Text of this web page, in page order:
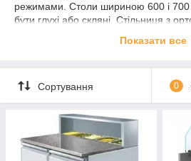
режимами. Столи шириною 600 і 700
бути глухі або скляні. Стільниця з
гарантією і доставкою завжди можна
Пропонуємо готові столи від
українських виробників: дводверні,
столи. Крім того, можна замовити
висувними ящиками або об'єднані
комплектацією.
Показати все
Сортування 0